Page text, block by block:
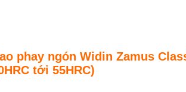
phay ngón Widin Zamus
tới 55HRC)